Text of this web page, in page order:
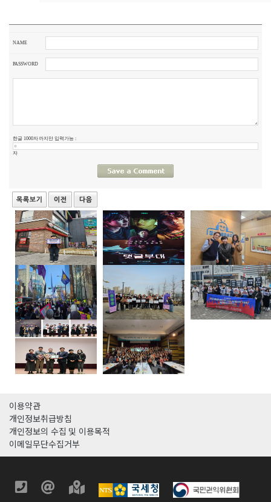
NAME
PASSWORD
한글 1000자 까지만 입력가능 :
자
이용약관
개인정보취급방침
개인정보의 수집 및 이용목적
이메일무단수집거부